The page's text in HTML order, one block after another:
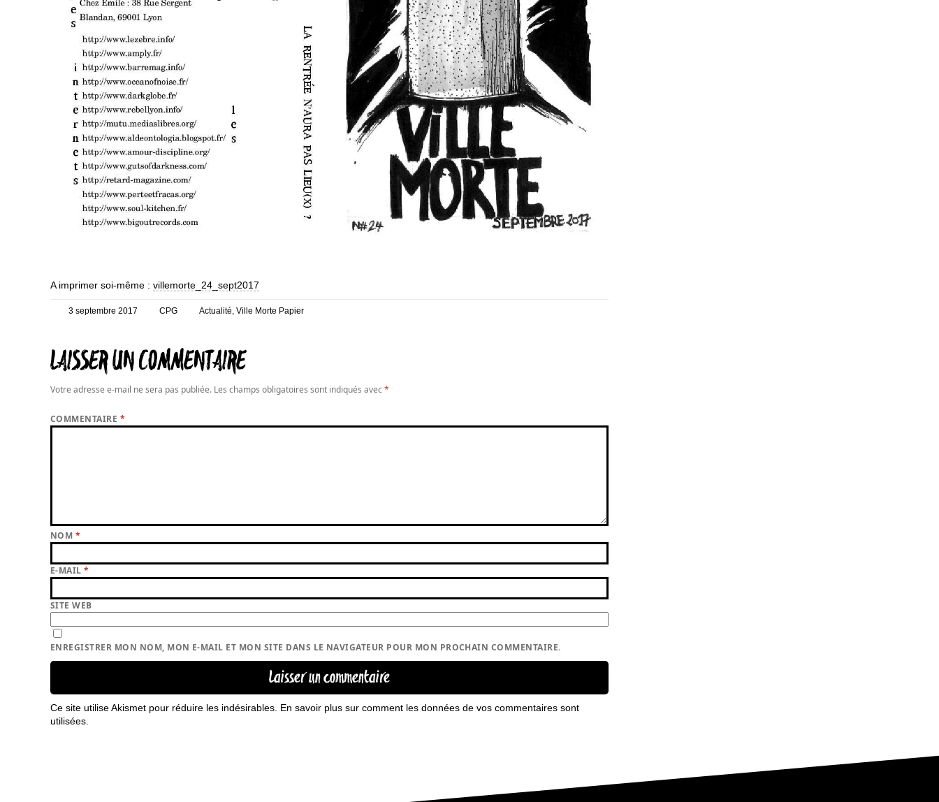
A imprimer soi-même : villemorte_24_sept2017
Posté
3 septembre 2017 Auteur
CPG Catégories
Actualité, Ville Morte Papier
LAISSER UN COMMENTAIRE
Votre adresse e-mail ne sera pas publiée. Les champs obligatoires sont indiqués avec*
COMMENTAIRE *
NOM *
E-MAIL*
SITE WEB
ENREGISTRER MON NOM, MON E-MAIL ET MON SITE DANS LE NAVIGATEUR POUR MON PROCHAIN COMMENTAIRE.
Ce site utilise Akismet pour réduire les indésirables. En savoir plus sur comment les données de vos commentaires sont
utilisées